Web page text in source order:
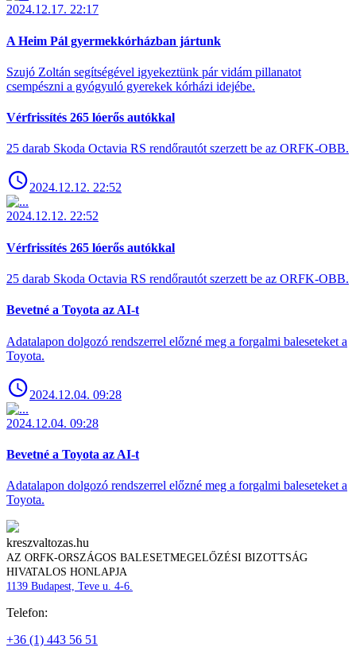
2024.12.17. 22:17
A Heim Pál gyermekkórházban jártunk
Szujó Zoltán segítségével igyekeztünk pár vidám pillanatot
csempészni a gyógyuló gyerekek kórházi idejébe.
Vérfrissítés 265 lóerős autókkal
25 darab Skoda Octavia RS rendőrautót szerzett be az ORFK-OBB.
2024.12.12. 22:52
2024.12.12. 22:52
Vérfrissítés 265 lóerős autókkal
25 darab Skoda Octavia RS rendőrautót szerzett be az ORFK-OBB.
Bevetné a Toyota az AI-t
Adatalapon dolgozó rendszerrel előzné meg a forgalmi baleseteket a
Toyota.
2024.12.04. 09:28
2024.12.04. 09:28
Bevetné a Toyota az AI-t
Adatalapon dolgozó rendszerrel előzné meg a forgalmi baleseteket a
Toyota.
kreszvaltozas.hu
AZ ORFK-ORSZÁGOS BALESETMEGELŐZÉSI BIZOTTSÁG
HIVATALOS HONLAPJA
1139 Budapest, Teve u. 4-6.
Telefon:
+36 (1) 443 56 51